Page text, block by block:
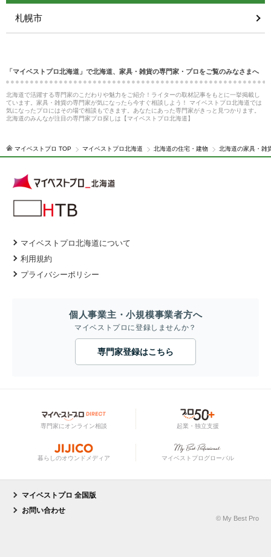
札幌市
「マイベストプロ北海道」で北海道、家具・雑貨の専門家・プロをご覧のみなさまへ
北海道で活躍する専門家のこだわりや魅力をご紹介！ライターの取材記事をもとに一挙掲載し
ています。家具・雑貨の専門家が気になったら今すぐ相談しよう！ マイベストプロ北海道では
気になったプロにはその場で相談もできます。あなたにあった専門家がきっと見つかります。
北海道のみんなが注目の専門家プロ探しは【マイベストプロ北海道】
マイベストプロ TOP マイベストプロ北海道 北海道の住宅・建物 北海道の家具・雑
マイベストプロ北海道について
利用規約
プライバシーポリシー
個人事業主・小規模事業者方へ
マイベストプロに登録しませんか？
専門家登録はこちら
専門家にオンライン相談 起業・独立支援
暮らしのオウンドメディア マイベストプログローバル
マイベストプロ 全国版
お問い合わせ
© My Best Pro